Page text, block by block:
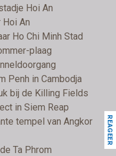
Hoi An
Hoi An
Ho Chi Minh Stad
plaag
Penh in Cambodja
bij de Killing Fields
in Siem Reap
tempel van Angkor
Ta Phrom
REAGEER